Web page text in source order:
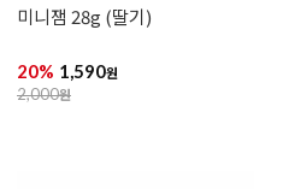
미니잼 28g (딸기)
20% 1,590원
2,000원